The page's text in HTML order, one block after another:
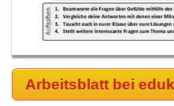
Arbeitsblatt bei